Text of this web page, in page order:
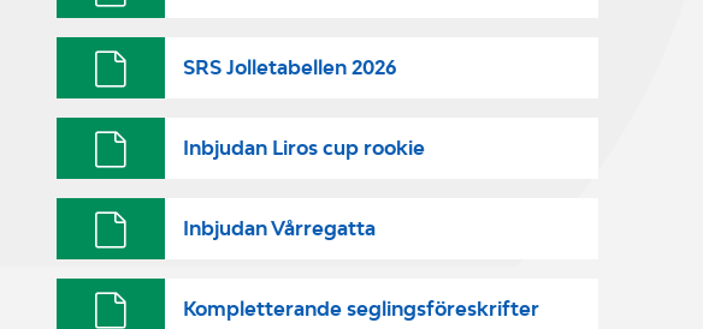
SRS Jolletabellen 2026
Inbjudan Liros cup rookie
Inbjudan Vårregatta
Kompletterande seglingsföreskrifter